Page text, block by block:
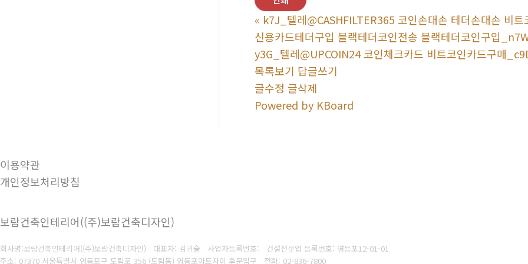
« k7J_텔레@CASHFILTER365 코인손대손 테더손대손 비
신용카드테더구입 블랙테더코인전송 블랙테더코인구입
y3G_텔레@UPCOIN24 코인체크카드 비트코인카드구매
목록보기 답글쓰기
글수정 글삭제
Powered by KBoard
이용약관
개인정보처리방침
보람건축인테리어((주)보람건축디자인)
회사명:보람건축인테리어((주)보람건축디자인) 대표자: 김귀술 사업자등록번호:
건설전문업 등록번호: 영등포12-01-01
주소: 07370 서울특별시 영등포구 도림로 356 (도림동) 영등포아트자이 후문입구 전화: 02-836-7800